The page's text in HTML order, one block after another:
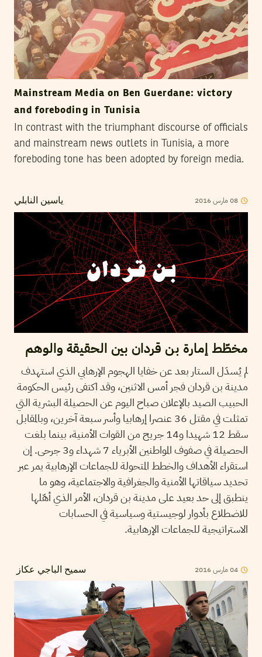
Mainstream Media on Ben Guerdane: victory
and foreboding in Tunisia
In contrast with the triumphant discourse of officials
and mainstream news outlets in Tunisia, a more
foreboding tone has been adopted by foreign media.
ياسين النابلي 08مارس2016
مخطّط إمارة بن قردان بين الحقيقة والوهم
لم يُسدَل الستار بعد عن خفايا الهجوم الإرهابي الذي استهدف
مدينة بن قردان فجر أمس الاثنين، وقد اكتفى رئيس الحكومة
الحبيب الصيد بالإعلان صباح اليوم عن الحصيلة البشرية التي
تمثلت في مقتل 36 عنصرا إرهابيا وأسر سبعة آخرين، وبالمقابل
سقط 12 شهيدا و14 جريح من القوات الأمنية، بينما بلغت
الحصيلة في صفوف المواطنين الأبرياء 7 شهداء و3 جرحى. إن
استقراء الأهداف والخطط المتحولة للجماعات الإرهابية يمر عبر
تحديد سياقاتها الأمنية والجغرافية والاجتماعية، وهو ما
ينطبق إلى حد بعيد على مدينة بن قردان، الأمر الذي أهّلها
للاضطلاع بأدوار لوجيستية وسياسية في الحسابات
الاستراتيجية للجماعات الإرهابية.
سميح الباجي عكاز 04مارس2016